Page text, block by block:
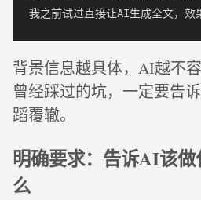
背景信息越具体，AI越不
曾经踩过的坑，一定要告
蹈覆辙。
明确要求：告诉AI该
么